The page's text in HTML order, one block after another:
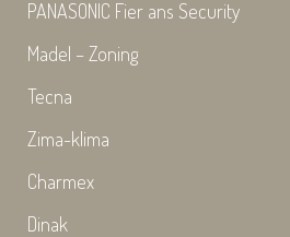
PANASONIC Fier ans Security
Madel – Zoning
Tecna
Zima-klima
Charmex
Dinak